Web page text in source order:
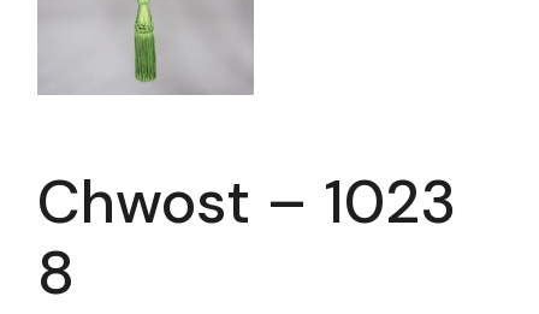
Chwost – 1023
8